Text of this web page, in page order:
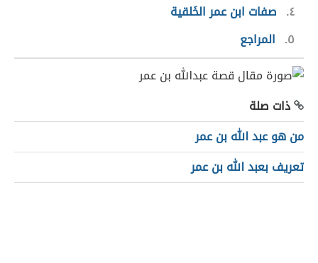
٤
صفات ابن عمر الخَلقية
٥
المراجع
ذات صلة
من هو عبد الله بن عمر
تعريف بعبد الله بن عمر